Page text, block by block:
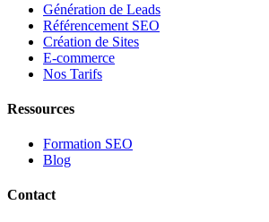
Génération de Leads
Référencement SEO
Création de Sites
E-commerce
Nos Tarifs
Ressources
Formation SEO
Blog
Contact